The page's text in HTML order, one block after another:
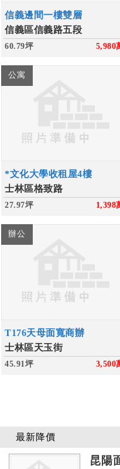
信義邊間一樓雙層
信義區信義路五段
60.79坪 5,980
公寓
*文化大學收租屋4樓
士林區格致路
27.97坪 1,398
辦公
T176天母面寬商辦
士林區天玉街
45.91坪 3,500
最新降價
昆陽